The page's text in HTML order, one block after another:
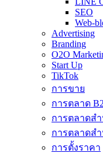
SEO
Web-
Advertising
Branding
O2O
Start Up
TikTok
การขาย
การตลาด
การตลาดส
การตลาดส
การตั้งราคา